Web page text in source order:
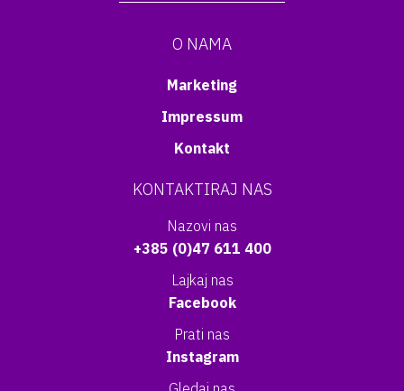
O NAMA
Marketing
Impressum
Kontakt
KONTAKTIRAJ NAS
Nazovi nas
+385 (0)47 611 400
Lajkaj nas
Facebook
Prati nas
Instagram